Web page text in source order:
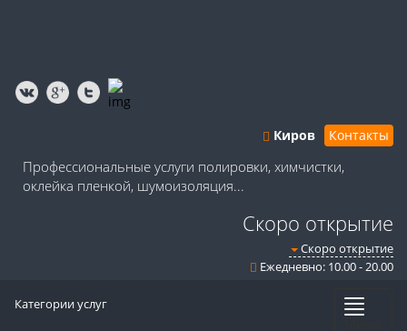
Киров Контакты
Профессиональные услуги полировки, химчистки,
оклейка пленкой, шумоизоляция...
Скоро открытие
Скоро открытие
Ежедневно: 10.00 - 20.00
Категории услуг